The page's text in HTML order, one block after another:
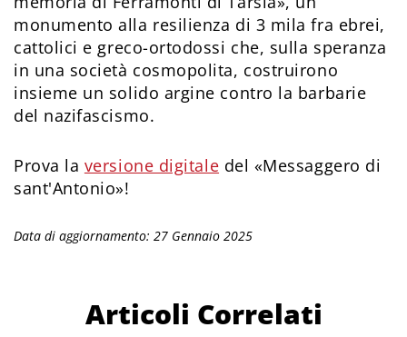
monumento alla resilienza di 3 mila fra ebrei,
cattolici e greco-ortodossi che, sulla speranza
in una società cosmopolita, costruirono
insieme un solido argine contro la barbarie
del nazifascismo.
Prova la versione digitale del «Messaggero di
sant'Antonio»!
Data di aggiornamento: 27 Gennaio 2025
Articoli Correlati